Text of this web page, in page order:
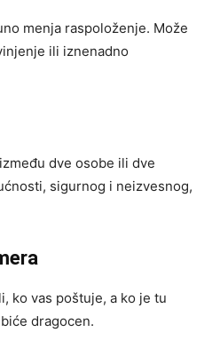
menja raspoloženje. Može
ili iznenadno
dve osobe ili dve
sigurnog i neizvesnog,
ko vas poštuje, a ko je tu
dragocen.